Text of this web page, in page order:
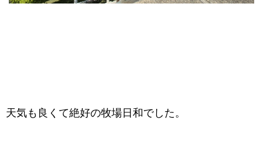
天気も良くて絶好の牧場日和でした。